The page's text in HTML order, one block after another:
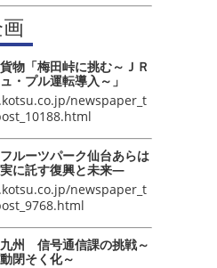
物「梅田峠に挑む～ＪＲ
・プル運転導入～」
newspaper_t
ルーツパーク仙台あらは
に託す復興と未来―
newspaper_t
州 信号通信課の挑戦～
閉そく化～